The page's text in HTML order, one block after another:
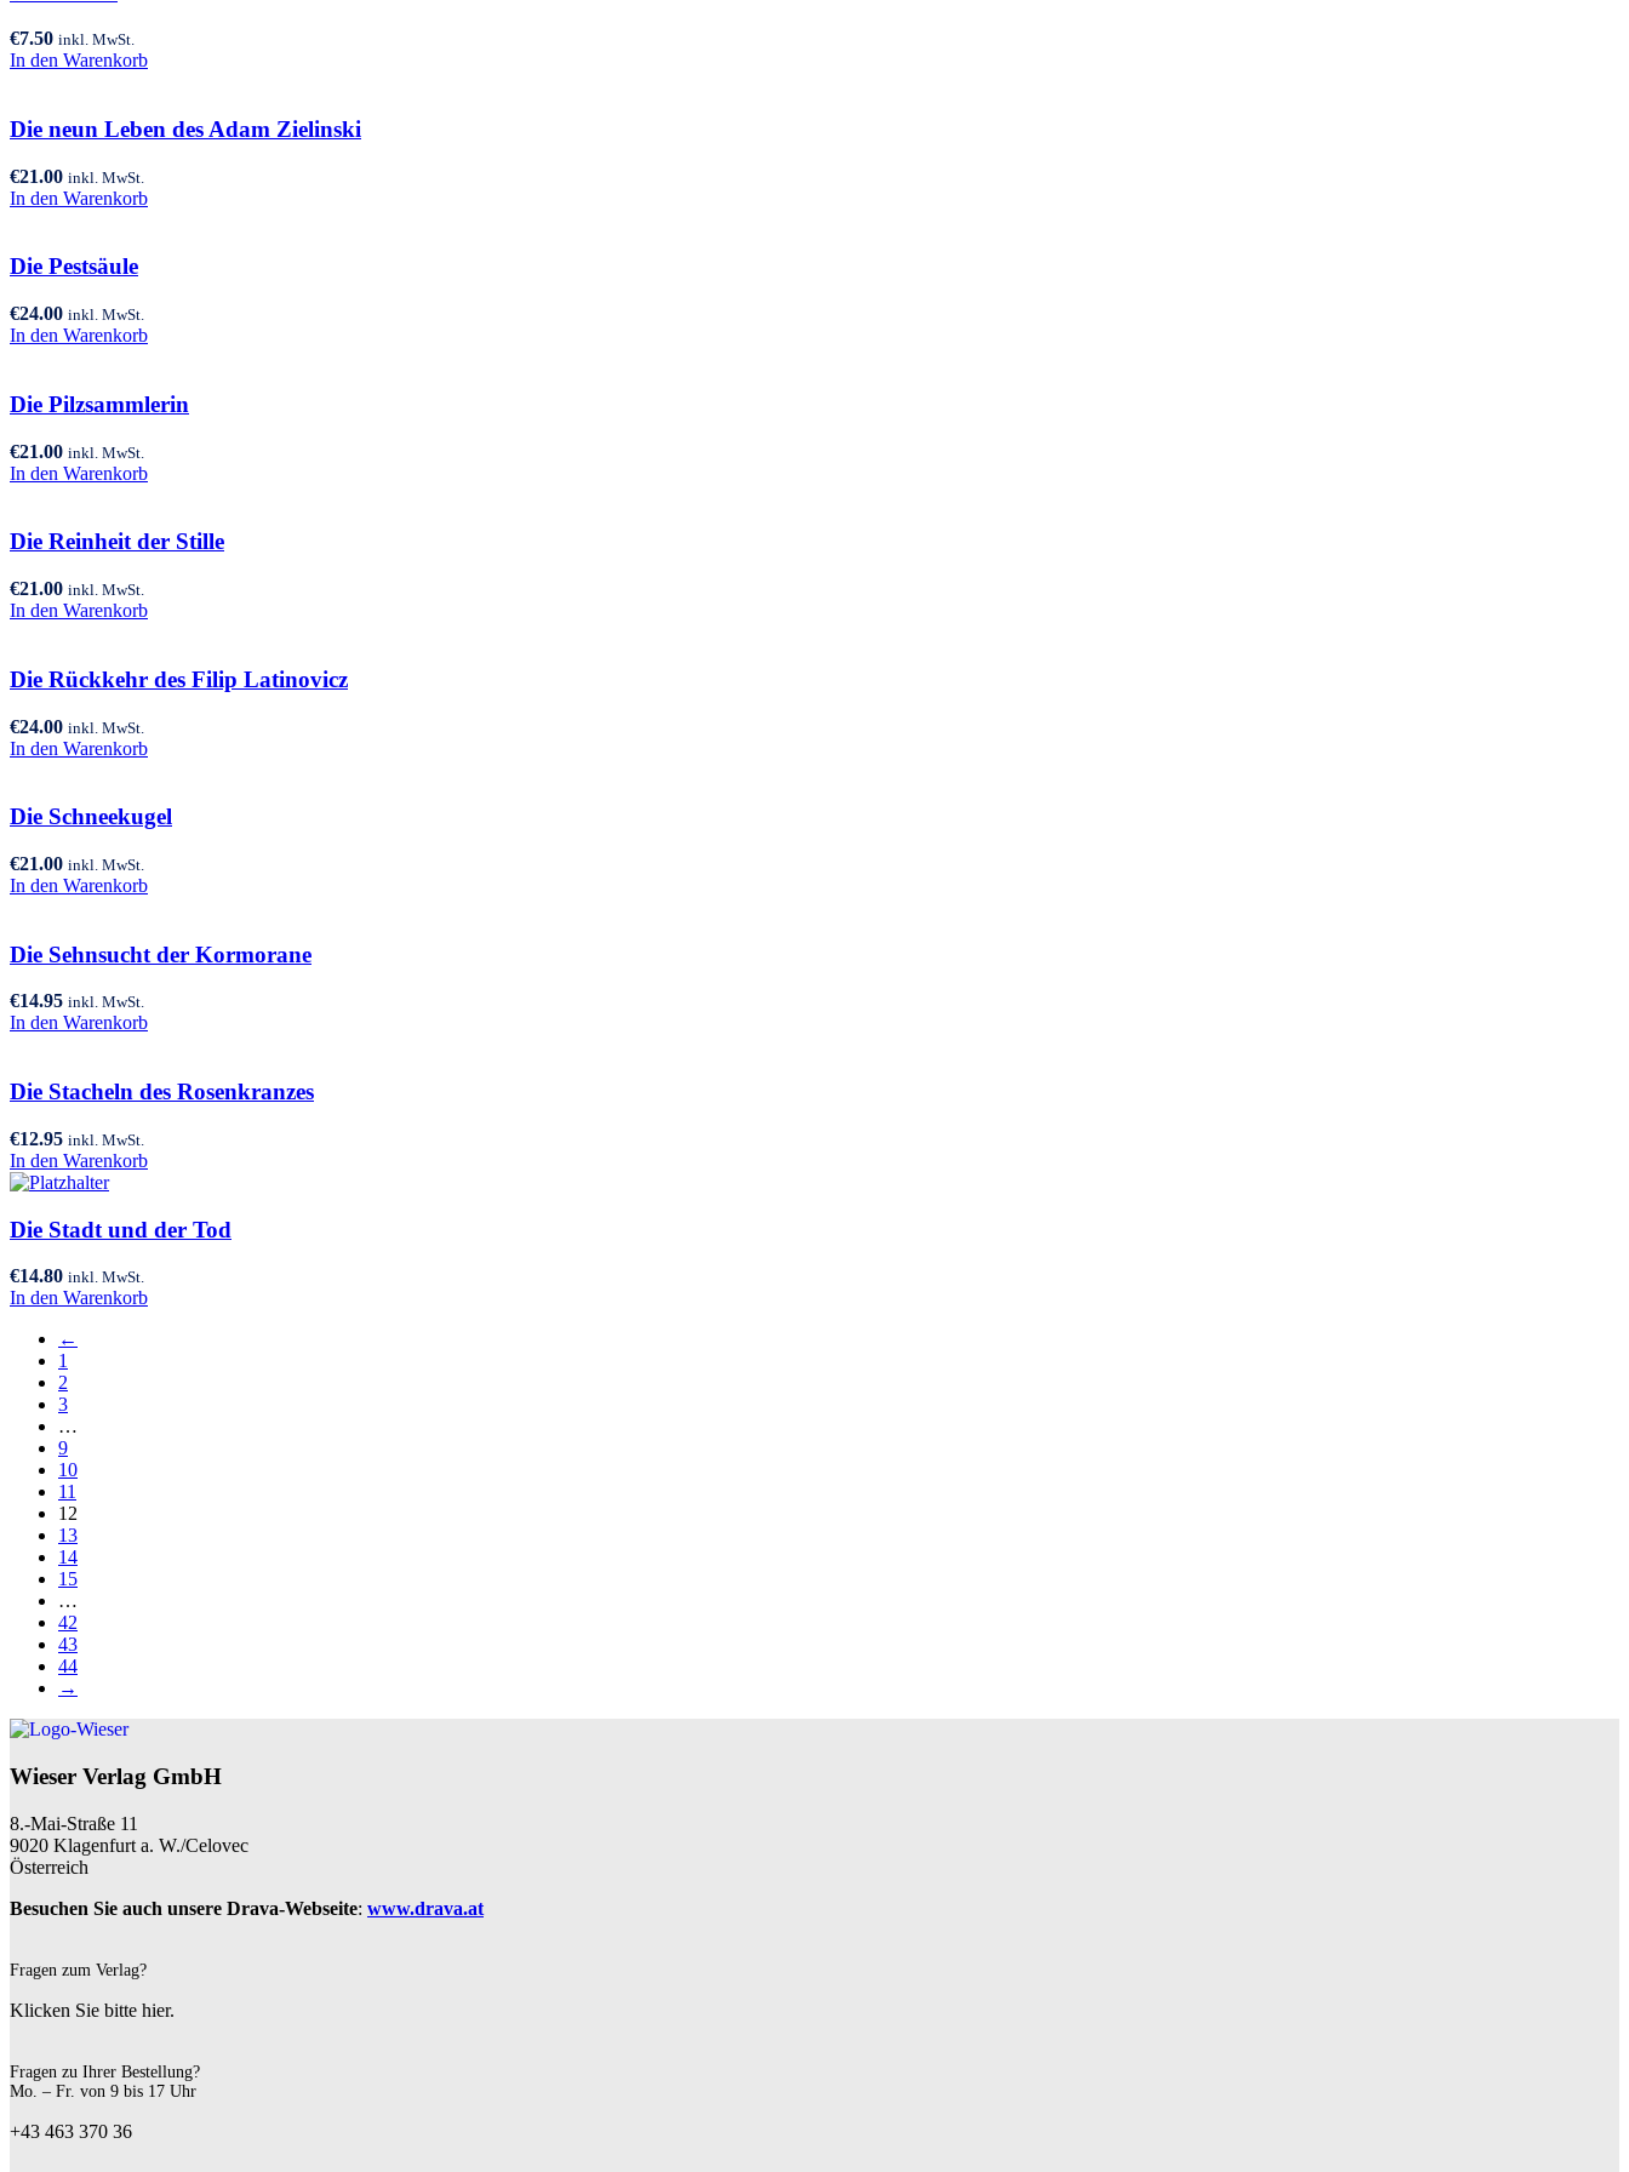
€7.50 inkl. MwSt.
In den Warenkorb
Die neun Leben des Adam Zielinski
€21.00 inkl. MwSt.
In den Warenkorb
Die Pestsäule
€24.00 inkl. MwSt.
In den Warenkorb
Die Pilzsammlerin
€21.00 inkl. MwSt.
In den Warenkorb
Die Reinheit der Stille
€21.00 inkl. MwSt.
In den Warenkorb
Die Rückkehr des Filip Latinovicz
€24.00 inkl. MwSt.
In den Warenkorb
Die Schneekugel
€21.00 inkl. MwSt.
In den Warenkorb
Die Sehnsucht der Kormorane
€14.95 inkl. MwSt.
In den Warenkorb
Die Stacheln des Rosenkranzes
€12.95 inkl. MwSt.
In den Warenkorb
Die Stadt und der Tod
€14.80 inkl. MwSt.
In den Warenkorb
←
1
2
3
…
9
10
11
12
13
14
15
…
42
43
44
→
Wieser Verlag GmbH
8.-Mai-Straße 11
9020 Klagenfurt a. W./Celovec
Österreich
Besuchen Sie auch unsere Drava-Webseite: www.drava.at
Fragen zum Verlag?
Klicken Sie bitte hier.
Fragen zu Ihrer Bestellung?
Mo. – Fr. von 9 bis 17 Uhr
+43 463 370 36